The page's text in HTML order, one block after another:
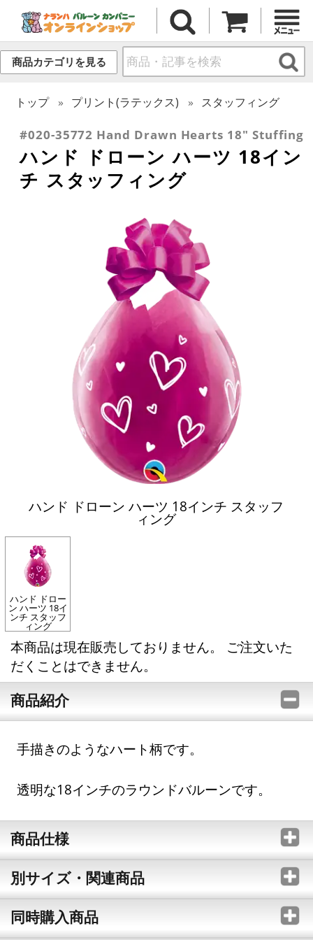
商品カテゴリを見る
トップ プリント(ラテックス) スタッフィング
#020-35772 Hand Drawn Hearts 18" Stuffing
ハンド ドローン ハーツ 18イン
チ スタッフィング
ハンド ドローン ハーツ 18インチ スタッフ
ィング
ハンド ドロー
ン ハーツ 18イ
ンチ スタッフ
ィング
本商品は現在販売しておりません。 ご注文いた
だくことはできません。
商品紹介
手描きのようなハート柄です。
透明な18インチのラウンドバルーンです。
商品仕様
別サイズ・関連商品
同時購入商品